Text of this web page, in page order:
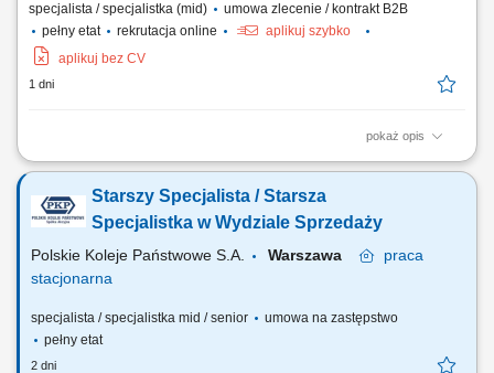
specjalista / specjalistka (mid)
umowa zlecenie / kontrakt B2B
pełny etat
rekrutacja online
aplikuj szybko
aplikuj bez CV
1 dni
pokaż opis
aktywne pozyskiwanie ofert sprzedaży i wynajmu nieruchomości,
najmu, prezentowanie nieruchomości zainteresowanym klientom,
prowadzenie negocjacji oraz przygotowywanie do finalizacji transakcji,
Starszy Specjalista / Starsza
Specjalistka w Wydziale Sprzedaży
Polskie Koleje Państwowe S.A. Warszawa
praca
stacjonarna
specjalista / specjalistka mid / senior
umowa na zastępstwo
pełny etat
2 dni